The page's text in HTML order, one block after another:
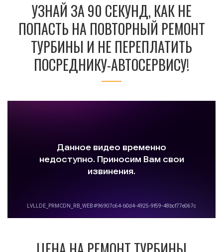
УЗНАЙ ЗА 90 СЕКУНД, КАК НЕ
ПОПАСТЬ НА ПОВТОРНЫЙ РЕМОНТ
ТУРБИНЫ И НЕ ПЕРЕПЛАТИТЬ
ПОСРЕДНИКУ-АВТОСЕРВИСУ!